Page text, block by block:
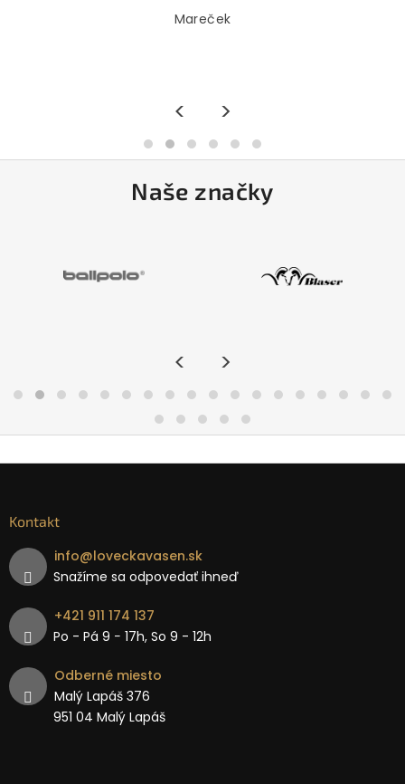
Mareček
< >
Naše značky
< >
Kontakt
info@loveckavasen.sk
Snažíme sa odpovedať ihneď
+421 911 174 137
Po - Pá 9 − 17h, So 9 - 12h
Odberné miesto
Malý Lapáš 376
951 04 Malý Lapáš